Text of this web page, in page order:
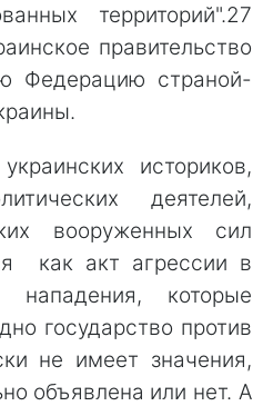
территорий".27
правительство
Федерацию страной-
историков,
деятелей,
вооруженных сил
как акт агрессии в
нападения, которые
государство против
не имеет значения,
объявлена или нет. А